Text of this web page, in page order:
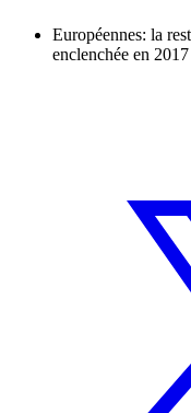
Européennes: la
enclenchée en